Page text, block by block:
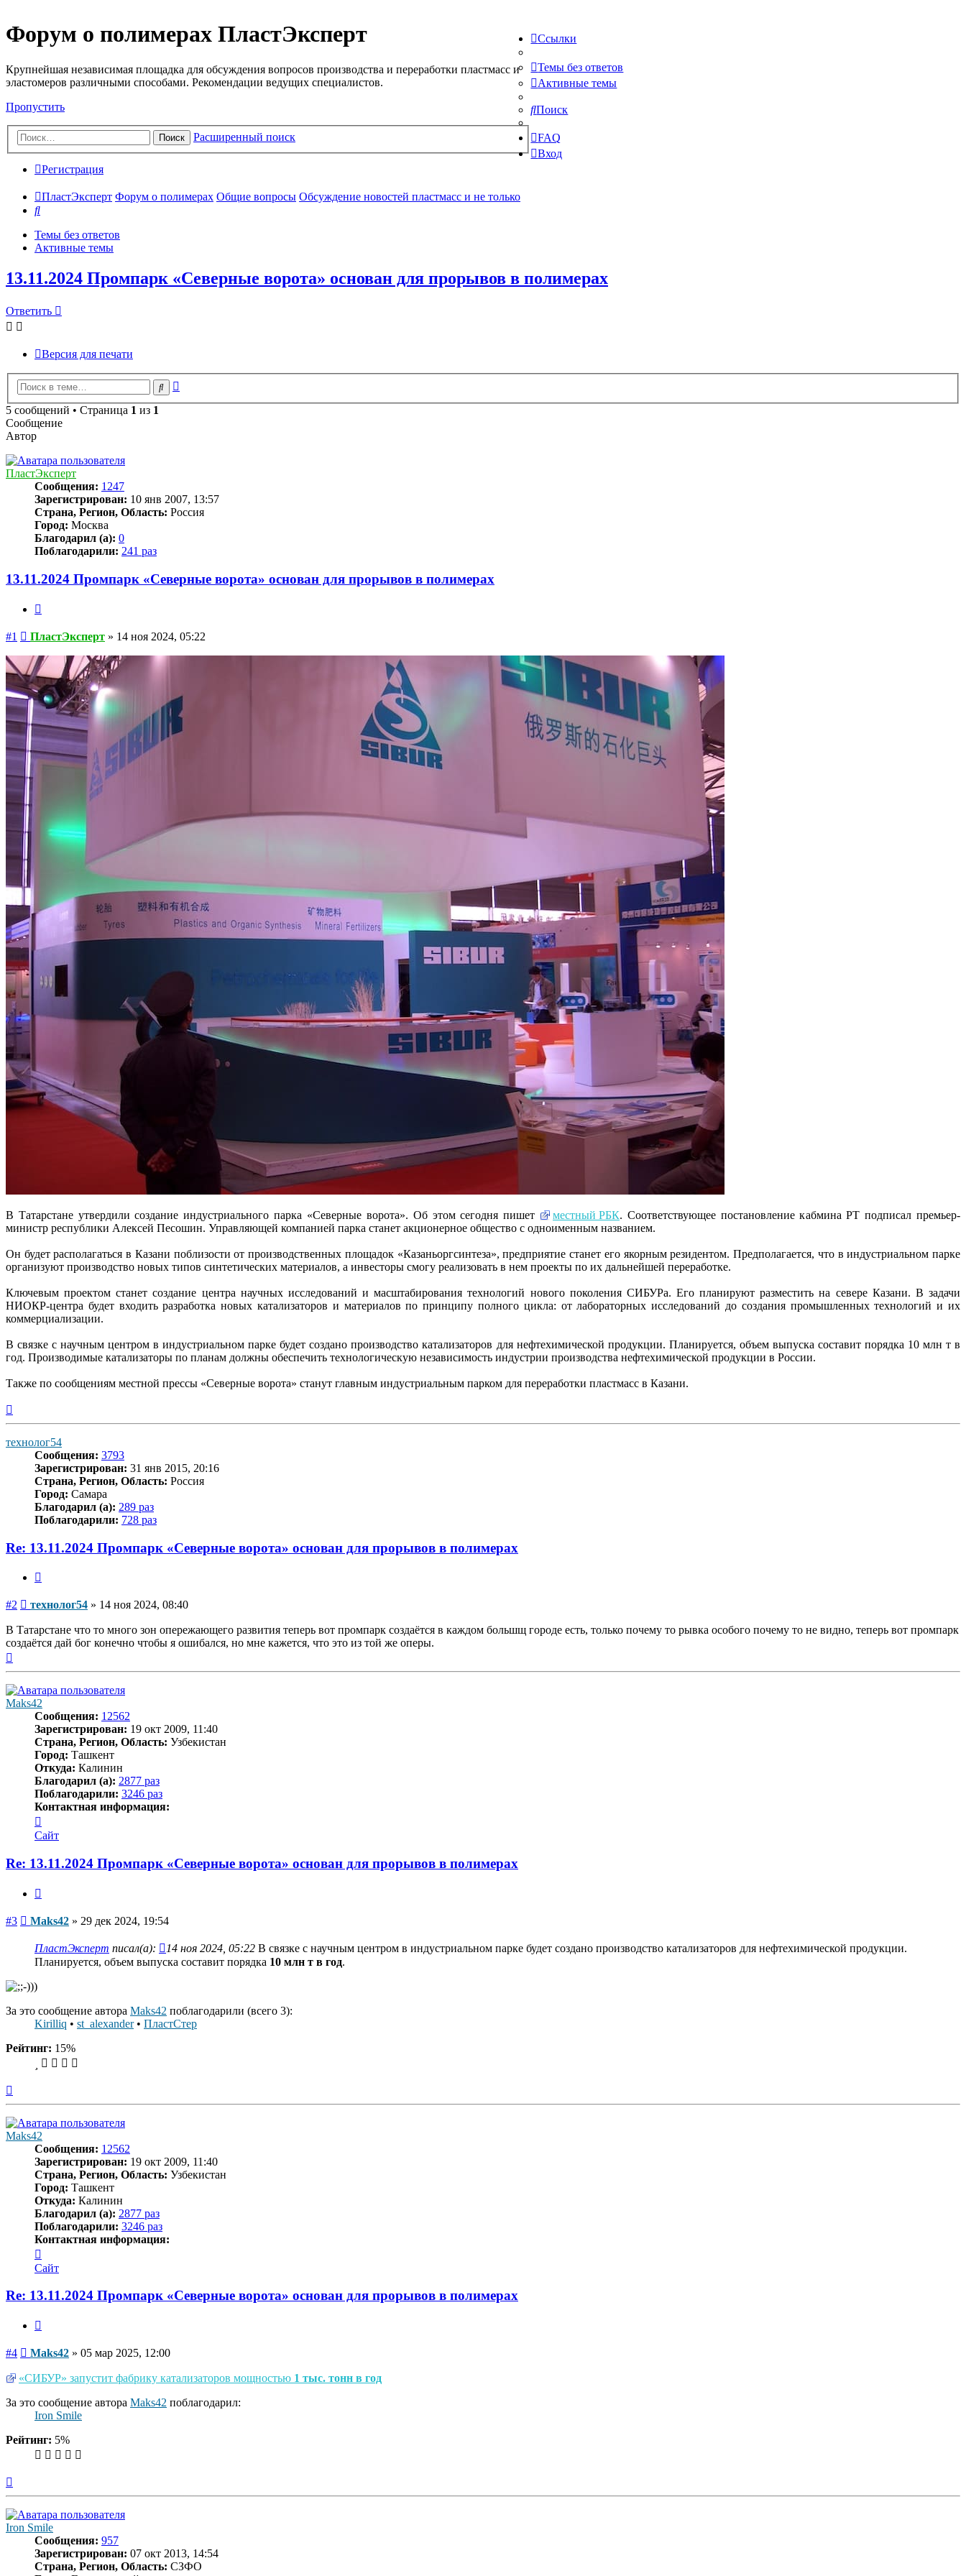
Форум о полимерах ПластЭксперт
Крупнейшая независимая площадка для обсуждения вопросов производства и переработки пластмасс и
эластомеров различными способами. Рекомендации ведущих специалистов.
Пропустить
Поиск Расширенный поиск
Ссылки
Темы без ответов
Активные темы
Поиск
FAQ
Вход
Регистрация
ПластЭксперт Форум о полимерах Общие вопросы Обсуждение новостей пластмасс и не только
Поиск
Темы без ответов
Активные темы
13.11.2024 Промпарк «Северные ворота» основан для прорывов в полимерах
Ответить
Версия для печати
Поиск
5 сообщений • Страница 1 из 1
Сообщение
Автор
ПластЭксперт
Сообщения: 1247
Зарегистрирован: 10 янв 2007, 13:57
Страна, Регион, Область: Россия
Город: Москва
Благодарил (а): 0
Поблагодарили: 241 раз
13.11.2024 Промпарк «Северные ворота» основан для прорывов в полимерах
#1 Сообщение
ПластЭксперт » 14 ноя 2024, 05:22
В Татарстане утвердили создание индустриального парка «Северные ворота». Об этом сегодня пишет местный РБК. Соответствующее постановление кабмина РТ подписал премьер-
министр республики Алексей Песошин. Управляющей компанией парка станет акционерное общество с одноименным названием.
Он будет располагаться в Казани поблизости от производственных площадок «Казаньоргсинтеза», предприятие станет его якорным резидентом. Предполагается, что в индустриальном парке
организуют производство новых типов синтетических материалов, а инвесторы смогу реализовать в нем проекты по их дальнейшей переработке.
Ключевым проектом станет создание центра научных исследований и масштабирования технологий нового поколения СИБУРа. Его планируют разместить на севере Казани. В задачи
НИОКР-центра будет входить разработка новых катализаторов и материалов по принципу полного цикла: от лабораторных исследований до создания промышленных технологий и их
коммерциализации.
В связке с научным центром в индустриальном парке будет создано производство катализаторов для нефтехимической продукции. Планируется, объем выпуска составит порядка 10 млн т в
год. Производимые катализаторы по планам должны обеспечить технологическую независимость индустрии производства нефтехимической продукции в России.
Также по сообщениям местной прессы «Северные ворота» станут главным индустриальным парком для переработки пластмасс в Казани.
технолог54
Сообщения: 3793
Зарегистрирован: 31 янв 2015, 20:16
Страна, Регион, Область: Россия
Город: Самара
Благодарил (а): 289 раз
Поблагодарили: 728 раз
Re: 13.11.2024 Промпарк «Северные ворота» основан для прорывов в полимерах
#2 Сообщение
технолог54 » 14 ноя 2024, 08:40
В Татарстане что то много зон опережающего развития теперь вот промпарк создаётся в каждом большщ городе есть, только почему то рывка особого почему то не видно, теперь вот промпарк
создаётся дай бог конечно чтобы я ошибался, но мне кажется, что это из той же оперы.
Maks42
Сообщения: 12562
Зарегистрирован: 19 окт 2009, 11:40
Страна, Регион, Область: Узбекистан
Город: Ташкент
Откуда: Калинин
Благодарил (а): 2877 раз
Поблагодарили: 3246 раз
Контактная информация:
информация
пользователя
Maks42
Сайт
Re: 13.11.2024 Промпарк «Северные ворота» основан для прорывов в полимерах
#3 Сообщение
Maks42 » 29 дек 2024, 19:54
ПластЭксперт писал(а): 14 ноя 2024, 05:22 В связке с научным центром в индустриальном парке будет создано производство катализаторов для нефтехимической продукции.
Планируется, объем выпуска составит порядка 10 млн т в год.
За это сообщение автора Maks42 поблагодарили (всего 3):
Kirilliq • st_alexander• ПластСтер
Рейтинг: 15%
Maks42
Сообщения: 12562
Зарегистрирован: 19 окт 2009, 11:40
Страна, Регион, Область: Узбекистан
Город: Ташкент
Откуда: Калинин
Благодарил (а): 2877 раз
Поблагодарили: 3246 раз
Контактная информация:
информация
пользователя
Maks42
Сайт
Re: 13.11.2024 Промпарк «Северные ворота» основан для прорывов в полимерах
#4 Сообщение
Maks42 » 05 мар 2025, 12:00
«СИБУР» запустит фабрику катализаторов мощностью 1 тыс. тонн в год
За это сообщение автора Maks42 поблагодарил:
Iron Smile
Рейтинг: 5%
Iron Smile
Сообщения: 957
Зарегистрирован: 07 окт 2013, 14:54
Страна, Регион, Область: СЗФО